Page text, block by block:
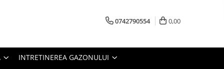
0742790554 0,00
INTRETINEREA GAZONULUI